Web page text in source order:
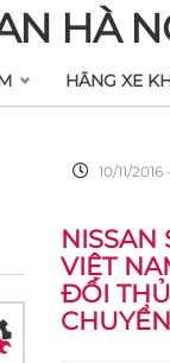
HÀ
HÃNG XE
10/11/
NISSAN
VIỆT
ĐỐI